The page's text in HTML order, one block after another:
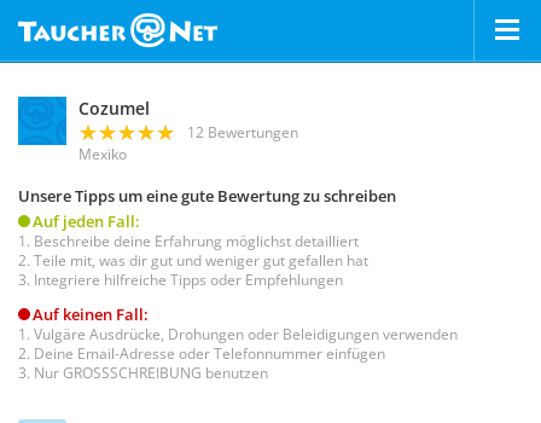
Cozumel
12 Bewertungen
Mexiko
Unsere Tipps um eine gute Bewertung zu schreiben
Auf jeden Fall:
Beschreibe deine Erfahrung möglichst detailliert
Teile mit, was dir gut und weniger gut gefallen hat
Integriere hilfreiche Tipps oder Empfehlungen
Auf keinen Fall:
Vulgäre Ausdrücke, Drohungen oder Beleidigungen verwenden
Deine Email-Adresse oder Telefonnummer einfügen
Nur GROSSSCHREIBUNG benutzen